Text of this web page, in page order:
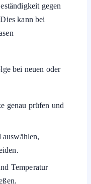
gegen
kann bei
bei neuen oder
genau prüfen und
auswählen,
Temperatur